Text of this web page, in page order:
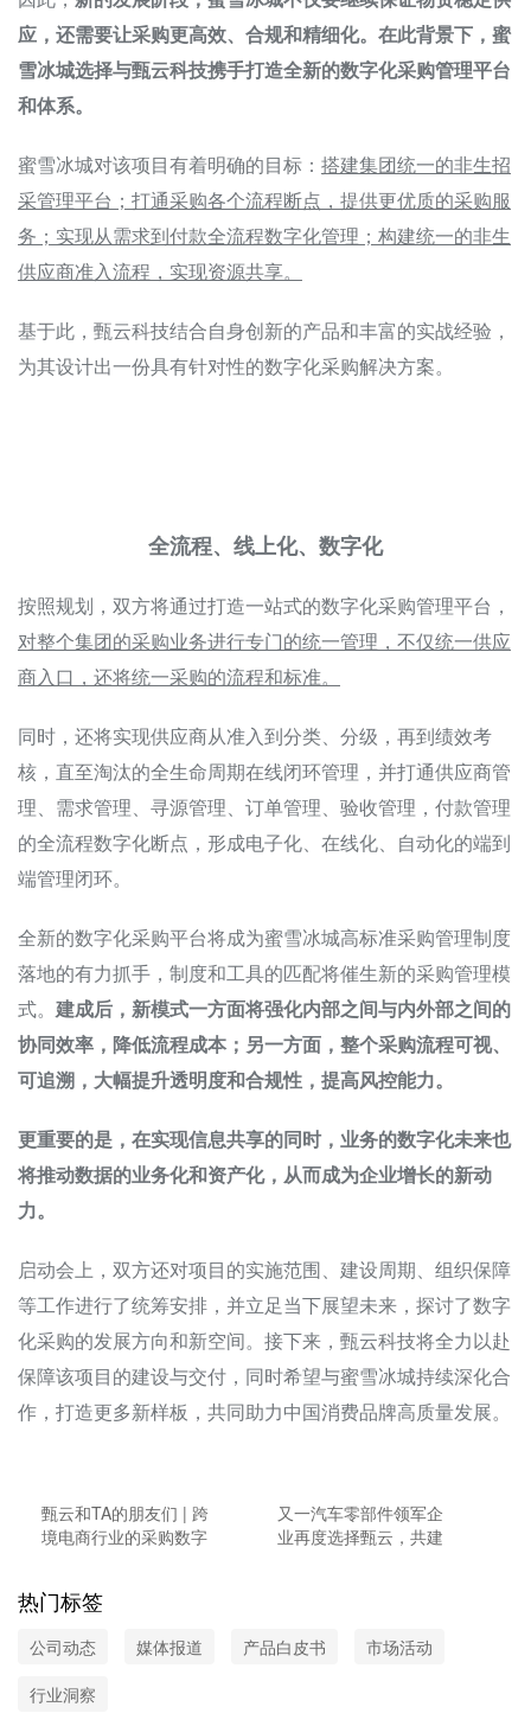
应，还需要让采购更高效、合规和精细化。在此背景下，蜜
雪冰城选择与甄云科技携手打造全新的数字化采购管理平台
和体系。
蜜雪冰城对该项目有着明确的目标： 搭建集团统一的非生招
采管理平台；打通采购各个流程断点，提供更优质的采购服
务；实现从需求到付款全流程数字化管理；构建统一的非生
供应商准入流程，实现资源共享。
基于此，甄云科技结合自身创新的产品和丰富的实战经验，
为其设计出一份具有针对性的数字化采购解决方案。
全流程、线上化、数字化
按照规划，双方将通过打造一站式的数字化采购管理平台，
对整个集团的采购业务进行专门的统一管理，不仅统一供应
商入口，还将统一采购的流程和标准。
同时，还将实现供应商从准入到分类、分级，再到绩效考
核，直至淘汰的全生命周期在线闭环管理，并打通供应商管
理、需求管理、寻源管理、订单管理、验收管理，付款管理
的全流程数字化断点，形成电子化、在线化、自动化的端到
端管理闭环。
全新的数字化采购平台将成为蜜雪冰城高标准采购管理制度
落地的有力抓手，制度和工具的匹配将催生新的采购管理模
式。 建成后，新模式一方面将强化内部之间与内外部之间的
协同效率，降低流程成本；另一方面，整个采购流程可视、
可追溯，大幅提升透明度和合规性，提高风控能力。
更重要的是，在实现信息共享的同时，业务的数字化未来也
将推动数据的业务化和资产化，从而成为企业增长的新动
力。
启动会上，双方还对项目的实施范围、建设周期、组织保障
等工作进行了统筹安排，并立足当下展望未来，探讨了数字
化采购的发展方向和新空间。接下来，甄云科技将全力以赴
保障该项目的建设与交付，同时希望与蜜雪冰城持续深化合
作，打造更多新样板，共同助力中国消费品牌高质量发展。
甄云和TA的朋友们 | 跨
境电商行业的采购数字
又一汽车零部件领军企
业再度选择甄云，共建
热门标签
公司动态 媒体报道 产品白皮书
市场活动
行业洞察